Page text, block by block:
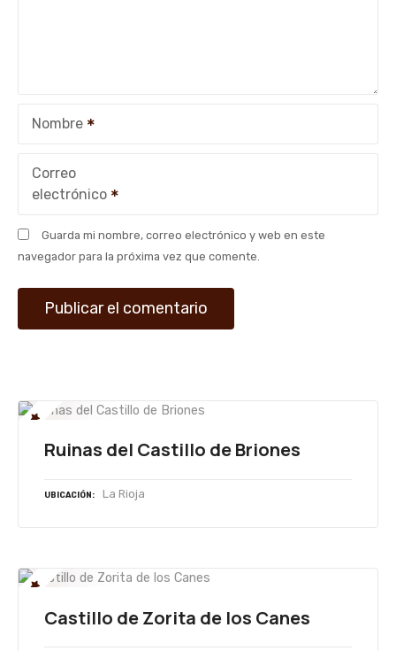
n
a
d
a
Nombre
Correo
electrónico
Guarda mi nombre, correo electrónico y web en este
navegador para la próxima vez que comente.
Ruinas del Castillo de Briones
UBICACIÓN La Rioja
Castillo de Zorita de los Canes